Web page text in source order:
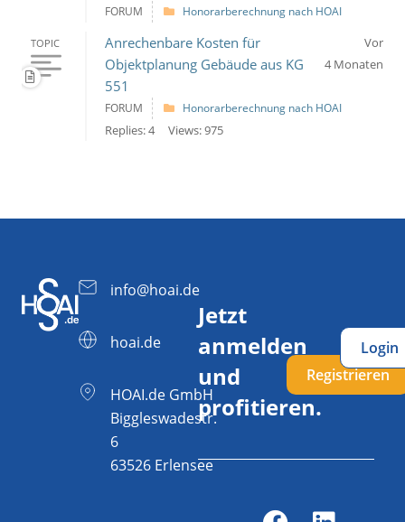
FORUM Honorarberechnung nach HOAI
TOPIC
Anrechenbare Kosten für
Objektplanung Gebäude aus KG
551
Vor
4 Monaten
FORUM Honorarberechnung nach HOAI
Replies: 4 Views: 975
info@hoai.de
hoai.de
HOAI.de GmbH
Biggleswadestr.
6
63526 Erlensee
Jetzt
anmelden
und
profitieren.
Registrieren
Login